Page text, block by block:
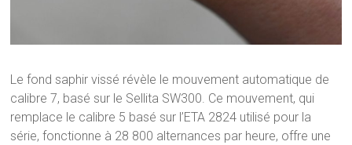
Le fond saphir vissé révèle le mouvement automatique de
calibre 7, basé sur le Sellita SW300. Ce mouvement, qui
remplace le calibre 5 basé sur l’ETA 2824 utilisé pour la
série, fonctionne à 28 800 alternances par heure, offre une